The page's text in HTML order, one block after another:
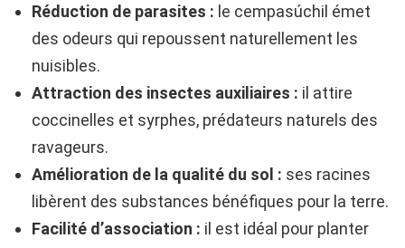
Réduction de parasites : le cempasúchil émet
des odeurs qui repoussent naturellement les
nuisibles.
Attraction des insectes auxiliaires : il attire
coccinelles et syrphes, prédateurs naturels des
ravageurs.
Amélioration de la qualité du sol : ses racines
libèrent des substances bénéfiques pour la terre.
Facilité d’association : il est idéal pour planter